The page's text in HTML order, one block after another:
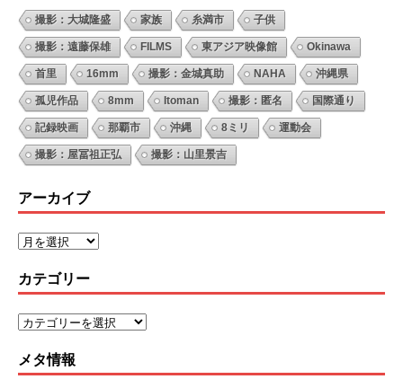
撮影：大城隆盛 家族 糸満市 子供
撮影：遠藤保雄 FILMS 東アジア映像館 Okinawa
首里 16mm 撮影：金城真助 NAHA 沖縄県
孤児作品 8mm Itoman 撮影：匿名 国際通り
記録映画 那覇市 沖縄 8ミリ 運動会
撮影：屋冨祖正弘 撮影：山里景吉
アーカイブ
カテゴリー
メタ情報